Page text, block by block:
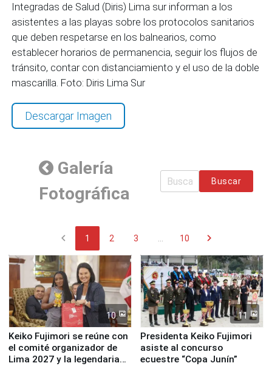
Integradas de Salud (Diris) Lima sur informan a los
asistentes a las playas sobre los protocolos sanitarios
que deben respetarse en los balnearios, como
establecer horarios de permanencia, seguir los flujos de
tránsito, contar con distanciamiento y el uso de la doble
mascarilla. Foto: Diris Lima Sur
Descargar Imagen
Galería
Fotográfica
Buscar
chevron_left 1 2 3 ... 10 chevron_right
10
Keiko Fujimori se reúne con
el comité organizador de
Lima 2027 y la legendaria
11
Presidenta Keiko Fujimori
asiste al concurso
ecuestre “Copa Junín”